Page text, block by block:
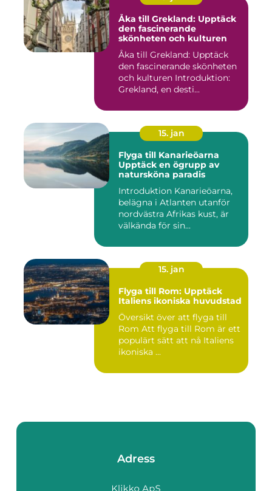
Åka till Grekland: Upptäck
den fascinerande
skönheten och kulturen
Åka till Grekland: Upptäck
den fascinerande skönheten
och kulturen Introduktion:
Grekland, en desti...
15. jan
Flyga till Kanarieöarna
Upptäck en ögrupp av
natursköna paradis
Introduktion Kanarieöarna,
belägna i Atlanten utanför
nordvästra Afrikas kust, är
välkända för sin...
15. jan
Flyga till Rom: Upptäck
Italiens ikoniska huvudstad
Översikt över att flyga till
Rom Att flyga till Rom är ett
populärt sätt att nå Italiens
ikoniska ...
Adress